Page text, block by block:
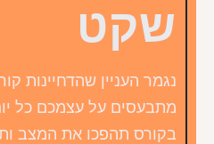
שקט
נגמר העניין שהדחיינות
מתבעסים על עצמכם כל
בקורס תהפכו את המצב